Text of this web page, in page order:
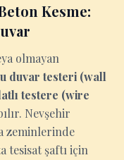
Kesme:
olmayan
duvar testeri (wall
testere (wire
Nevşehir
zeminlerinde
tesisat şaftı için